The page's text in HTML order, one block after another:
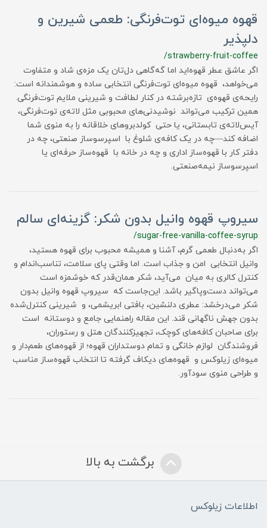
قهوه میوه‌ای توت‌فرنگی: طعمی شیرین و
دلپذیر
/strawberry-fruit-coffee
اگر عاشق عطر قهوه‌اید اما گه‌گاهی دل‌تان یک مزه‌ی شاد و متفاوت
می‌خواهد، قهوه میوه‌ای توت‌فرنگی انتخابی ساده و هوشمندانه است:
رایحه‌ی قهوه‌ی تازه‌برشته در کنار لطافت و شیرینی ملایم توت‌فرنگی.
همین ترکیب می‌تواند نوشیدنی‌های محبوبی مثل لاته‌ی توت‌فرنگی،
آیس‌لاته‌ی تابستانی، یا حتی کولدبروهای خلاقانه را به منوی شما
اضافه کند—چه در یک کافه‌ی شلوغ با اسپرسوساز صنعتی، چه در
دفتر کار با قهوه‌ساز اداری و چه در خانه با قهوه‌ساز حرفه‌ای یا
اسپرسوساز نیمه‌صنعتی.
سیروپ قهوه وانیل بدون شکر: گزینه‌ای سالم
/sugar-free-vanilla-coffee-syrup
اگر به‌دنبال طعمی گرم، آشنا و همیشه محبوب برای قهوه هستید،
وانیل انتخابی امن و جذاب است. اما وقتی پای سلامت، تناسب‌اندام و
کنترل کالری به میان می‌آید، شکر همان‌قدر که خوشمزه است
می‌تواند دست‌وپاگیر باشد. این‌جاست که سیروپ قهوه وانیل بدون
شکر می‌درخشد: عطری دلنشین، بافتی ابریشمی، و شیرینی کنترل‌شده
بدون جهش ناگهانی قند. این مقاله راهنمایی جامع و دوستانه است
برای صاحبان کافه‌های کوچک، تجهیزکنندگان هتل و رستوران،
فروشندگان لوازم خانگی و تمام دوستداران قهوه؛ از قهوه‌های طعم‌دار و
میوه‌ای زیلوکس و قهوه‌های دیکاف گرفته تا انتخاب قهوه‌ساز مناسب
و طراحی منوی سودآور.
برگشت به بالا
اطلاعات زیلوکس